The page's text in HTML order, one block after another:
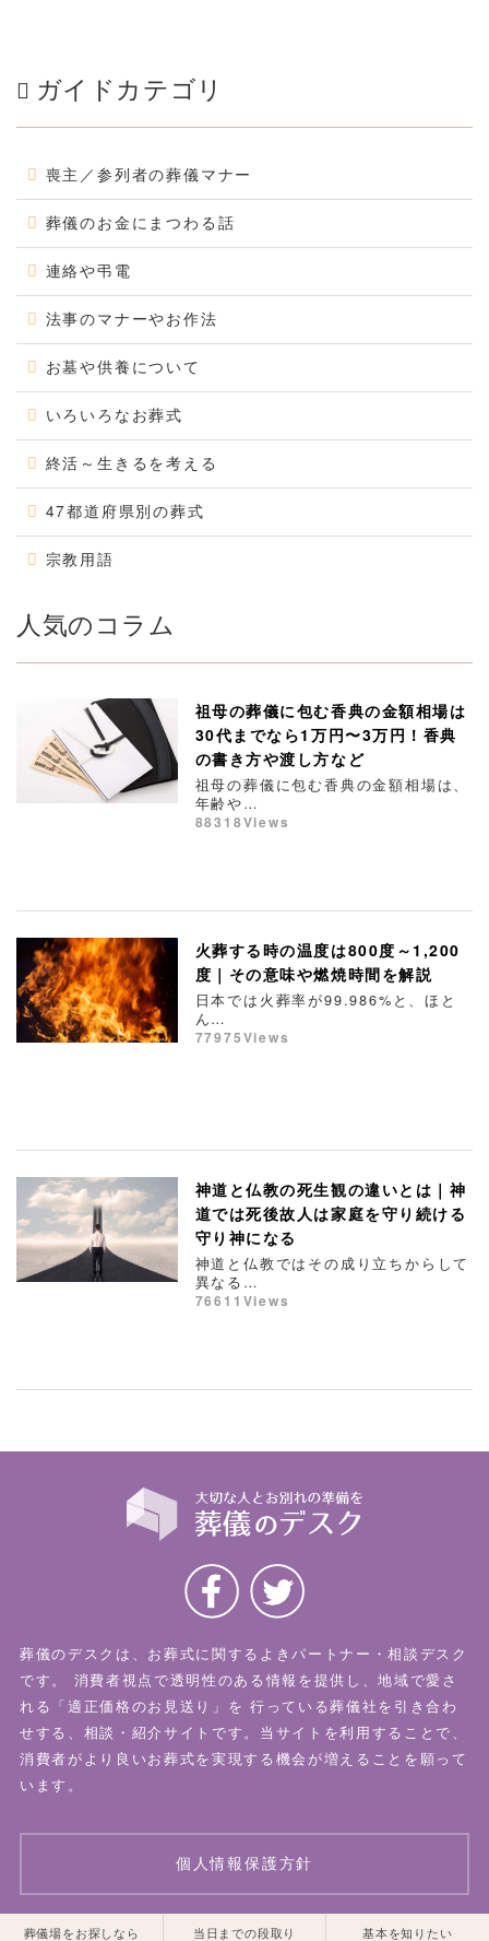
一覧はこちら
ガイドカテゴリ
喪主／参列者の葬儀マナー
葬儀のお金にまつわる話
連絡や弔電
法事のマナーやお作法
お墓や供養について
いろいろなお葬式
終活～生きるを考える
47都道府県別の葬式
宗教用語
人気のコラム
祖母の葬儀に包む香典の金額相場は
30代までなら1万円〜3万円！香典
の書き方や渡し方など
祖母の葬儀に包む香典の金額相場は、
年齢や…
88318Views
火葬する時の温度は800度～1,200
度｜その意味や燃焼時間を解説
日本では火葬率が99.986%と、ほと
ん…
77975Views
神道と仏教の死生観の違いとは｜神
道では死後故人は家庭を守り続ける
守り神になる
神道と仏教ではその成り立ちからして
異なる…
76611Views
一覧はこちら
葬儀場をお探しなら 当日までの段取り 基本を知りたい
葬儀のデスクは、お葬式に関するよきパートナー・相談デスク
です。
消費者視点で透明性のある情報を提供し、地域で愛さ
れる「適正価格のお見送り」を 行っている葬儀社を引き合わ
せする、相談・紹介サイトです。当サイトを利用することで、
消費者がより良いお葬式を実現する機会が増えることを願って
います。
個人情報保護方針
© 2026 葬儀のデスク All Rights Reserved.